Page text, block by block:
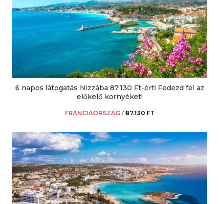
6 napos látogatás Nizzába 87.130 Ft-ért! Fedezd fel az
előkelő környéket!
FRANCIAORSZÁG / 87.130 FT